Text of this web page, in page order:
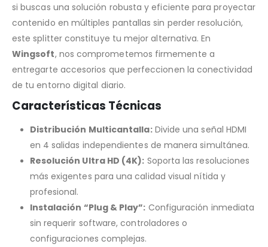
si buscas una solución robusta y eficiente para proyectar
contenido en múltiples pantallas sin perder resolución,
este splitter constituye tu mejor alternativa. En
Wingsoft, nos comprometemos firmemente a
entregarte accesorios que perfeccionen la conectividad
de tu entorno digital diario.
Características Técnicas
Distribución Multicantalla:Divide una señal HDMI
en 4 salidas independientes de manera simultánea.
Resolución Ultra HD (4K): Soporta las resoluciones
más exigentes para una calidad visual nítida y
profesional.
Instalación “Plug & Play”: Configuración inmediata
sin requerir software, controladores o
configuraciones complejas.